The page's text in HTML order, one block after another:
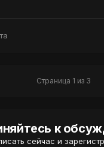
Страница 1 из 3
к
сейчас и